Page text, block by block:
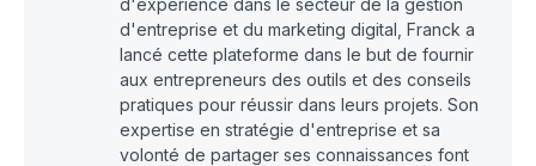
d'expérience dans le secteur de la gestion
d'entreprise et du marketing digital, Franck a
lancé cette plateforme dans le but de fournir
aux entrepreneurs des outils et des conseils
pratiques pour réussir dans leurs projets. Son
expertise en stratégie d'entreprise et sa
volonté de partager ses connaissances font